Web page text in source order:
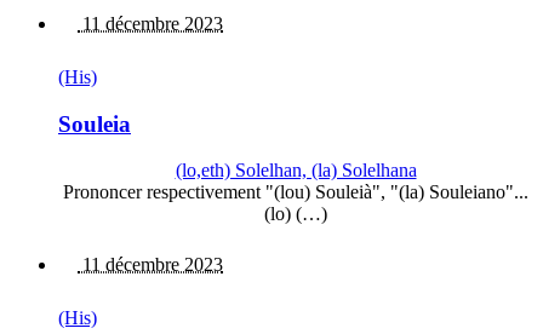
11 décembre 2023
(His)
Souleia
(lo,eth) Solelhan, (la) Solelhana
Prononcer respectivement "(lou) Souleià", "(la) Souleiano"...
(lo) (…)
11 décembre 2023
(His)